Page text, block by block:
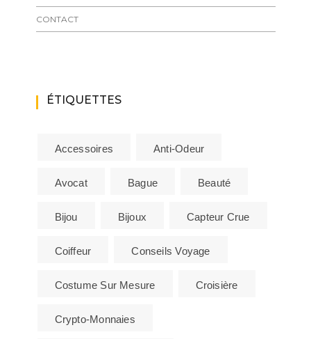
CONTACT
ÉTIQUETTES
Accessoires Anti-Odeur
Avocat Bague Beauté
Bijou Bijoux Capteur Crue
Coiffeur Conseils Voyage
Costume Sur Mesure Croisière
Crypto-Monnaies